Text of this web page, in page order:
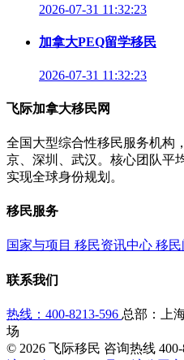
2026-07-31 11:32:23
加拿大PEQ留学移民
2026-07-31 11:32:23
飞际加拿大移民网
全国大型综合性移民服务机构
京、深圳、武汉。核心团队平
实现全球身份规划。
移民服务
国家与项目 移民资讯中心 移
联系我们
热线：400-8213-596 总部：上
场
© 2026 飞际移民 咨询热线